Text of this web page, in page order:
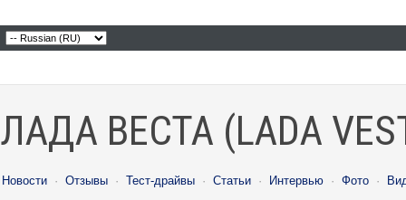
ЛАДА ВЕСТА (LADA
Новости · Отзывы · Тест-драйвы · Статьи · Интервью · Фото ·